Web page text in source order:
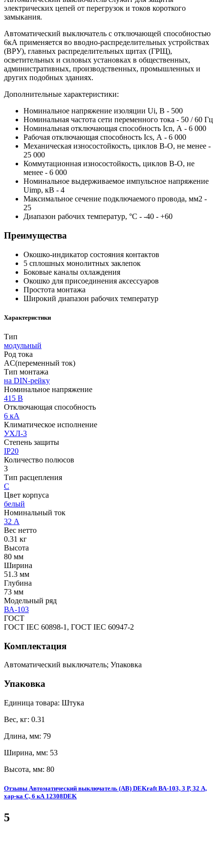
электрических цепей от перегрузок и токов короткого
замыкания.
Автоматический выключатель с отключающей способностью
6кА применяется во вводно-распределительных устройствах
(ВРУ), главных распределительных щитах (ГРЩ),
осветительных и силовых установках в общественных,
административных, производственных, промышленных и
других подобных зданиях.
Дополнительные характеристики:
Номинальное напряжение изоляции Ui, В - 500
Номинальная частота сети переменного тока - 50 / 60 Гц
Номинальная отключающая способность Icn, А - 6 000
Рабочая отключающая способность Ics, А - 6 000
Механическая износостойкость, циклов В-О, не менее -
25 000
Коммутационная износостойкость, циклов В-О, не
менее - 6 000
Номинальное выдерживаемое импульсное напряжение
Uimp, кВ - 4
Максимальное сечение подключаемого провода, мм2 -
25
Диапазон рабочих температур, °С - -40 - +60
Преимущества
Окошко-индикатор состояния контактов
5 сплошных монолитных заклепок
Боковые каналы охлаждения
Окошко для присоединения аксессуаров
Простота монтажа
Широкий диапазон рабочих температур
Характеристики
Тип
модульный
Род тока
AC(переменный ток)
Тип монтажа
на DIN-рейку
Номинальное напряжение
415 В
Отключающая способность
6 кА
Климатическое исполнение
УХЛ-3
Степень защиты
IP20
Количество полюсов
3
Тип расцепления
C
Цвет корпуса
белый
Номинальный ток
32 А
Вес нетто
0.31 кг
Высота
80 мм
Ширина
51.3 мм
Глубина
73 мм
Модельный ряд
ВА-103
ГОСТ
ГОСТ IEC 60898-1, ГОСТ IEC 60947-2
Комплектация
Автоматический выключатель; Упаковка
Упаковка
Единица товара: Штука
Вес, кг: 0.31
Длина, мм: 79
Ширина, мм: 53
Высота, мм: 80
Отзывы Автоматический выключатель (АВ) DEKraft ВА-103, 3 Р, 32 А,
хар-ка C, 6 кА 12308DEK
5